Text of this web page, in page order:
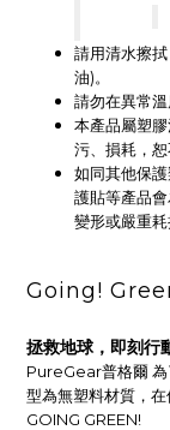
請用清水擦
油)。
請勿在異常
本產品屬塑
污、損耗，
如同其他保
護貼等產品
變形或嚴重
Going!
拯救地球，即刻行
PureGear普格爾 為
型為無塑料材質，
GOING GREEN!